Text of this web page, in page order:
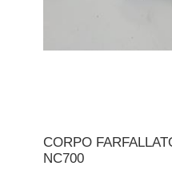
CORPO
NC700